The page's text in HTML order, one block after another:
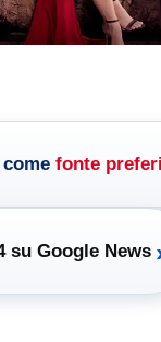
come fonte
su Google News